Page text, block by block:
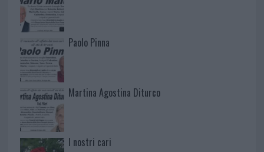
Paolo Pinna
Martina Agostina Diturco
I nostri cari